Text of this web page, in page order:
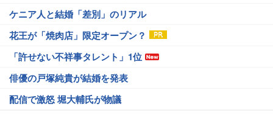
ケニア人と結婚「差別」のリアル
花王が「焼肉店」限定オープン？
「許せない不祥事タレント」1位
俳優の戸塚純貴が結婚を発表
配信で激怒 堀大輔氏が物議